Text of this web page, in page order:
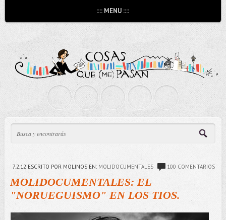
:::: MENU ::::
7.2.12 ESCRITO POR MOLINOS EN: MOLIDOCUMENTALES 100 COMENTARIOS
MOLIDOCUMENTALES: EL
"NORUEGUISMO" EN LOS TIOS.